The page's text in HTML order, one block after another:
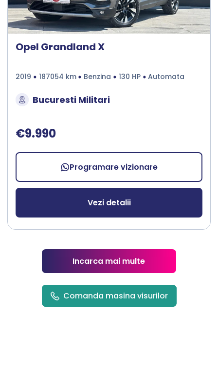
Opel Grandland X
2019 187054 km Benzina 130 HP Automata
Bucuresti Militari
€9.990
Programare vizionare
Vezi detalii
Incarca mai multe
Comanda masina visurilor